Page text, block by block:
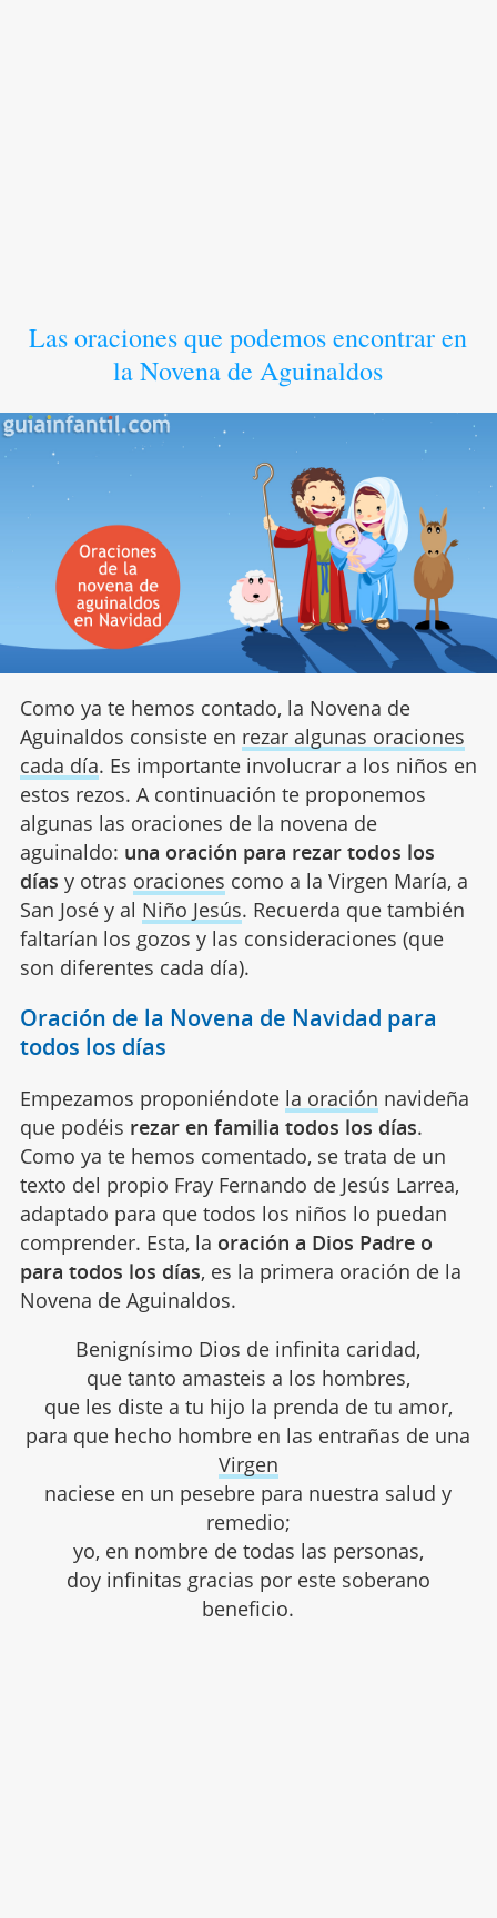
Las oraciones que podemos encontrar en
la Novena de Aguinaldos
Como ya te hemos contado, la Novena de
Aguinaldos consiste en rezar algunas oraciones
cada día. Es importante involucrar a los niños en
estos rezos. A continuación te proponemos
algunas las oraciones de la novena de
aguinaldo: una oración para rezar todos los
días y otras oraciones como a la Virgen María, a
San José y al Niño Jesús. Recuerda que también
faltarían los gozos y las consideraciones (que
son diferentes cada día).
Oración de la Novena de Navidad para
todos los días
Empezamos proponiéndote la oración navideña
que podéis rezar en familia todos los días.
Como ya te hemos comentado, se trata de un
texto del propio Fray Fernando de Jesús Larrea,
adaptado para que todos los niños lo puedan
comprender. Esta, la oración a Dios Padre o
para todos los días, es la primera oración de la
Novena de Aguinaldos.
Benignísimo Dios de infinita caridad,
que tanto amasteis a los hombres,
que les diste a tu hijo la prenda de tu amor,
para que hecho hombre en las entrañas de una
Virgen
naciese en un pesebre para nuestra salud y
remedio;
yo, en nombre de todas las personas,
doy infinitas gracias por este soberano
beneficio.